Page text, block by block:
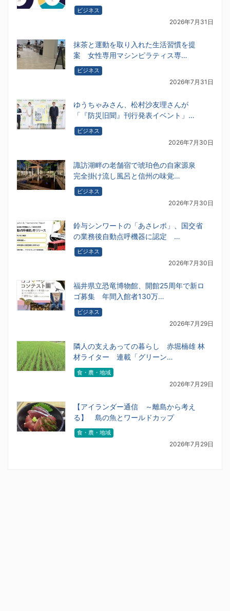
ビジネス
2026年7月31日
抹茶と運動を取り入れた生活習慣を提
案 女性専用マシンピラティス専…
ビジネス
2026年7月31日
ゆうちゃみさん、松村沙友理さんが
「『防災旧聞』刊行発表イベント」…
ビジネス
2026年7月30日
諏訪湖畔の老舗宿で琥珀色の自家源泉
完全掛け流し風呂と信州の味覚…
ビジネス
2026年7月30日
鈴与シンワートの「あさレポ」、国交省
の業務後自動点呼機器に認定 …
ビジネス
2026年7月30日
福井県立恐竜博物館、開館25周年で新ロ
ゴ募集 年間入館者130万…
ビジネス
2026年7月29日
隣人の支えあっての暮らし 赤堀楠雄 林
材ライター 連載「グリーン…
食・農・地域
2026年7月29日
【アイランダー通信 ～離島から考え
る】 島の魚とワールドカップ
食・農・地域
2026年7月29日